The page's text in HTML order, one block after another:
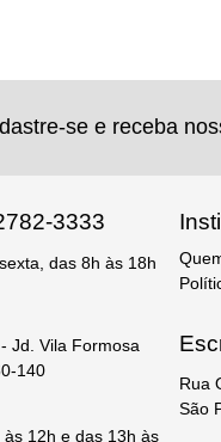
se e receba
3333
das 8h às 18h
Jd. Vila Formosa
140
12h e das 13h às
Rua
São